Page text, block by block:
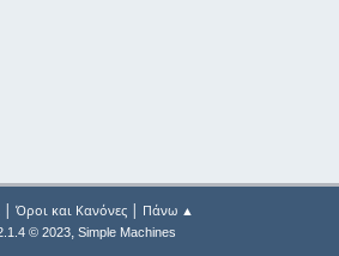
| Όροι και Κανόνες| Πάνω ▲
© 2023, Simple Machines